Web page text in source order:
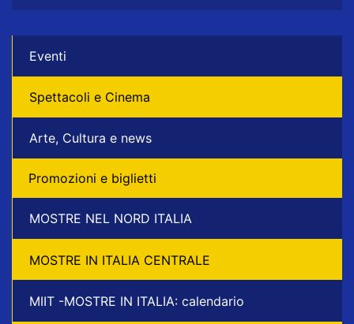
Eventi
Spettacoli e Cinema
Arte, Cultura e news
Promozioni e biglietti
MOSTRE NEL NORD ITALIA
MOSTRE IN ITALIA CENTRALE
MIIT -MOSTRE IN ITALIA: calendario